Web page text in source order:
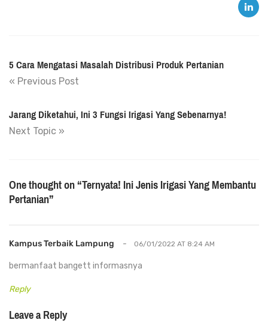
5 Cara Mengatasi Masalah Distribusi Produk Pertanian
« Previous Post
Jarang Diketahui, Ini 3 Fungsi Irigasi Yang Sebenarnya!
Next Topic »
One thought on “Ternyata! Ini Jenis Irigasi Yang Membantu
Pertanian”
Kampus Terbaik Lampung - 06/01/2022 AT 8:24 AM
bermanfaat bangett informasnya
Reply
Leave a Reply